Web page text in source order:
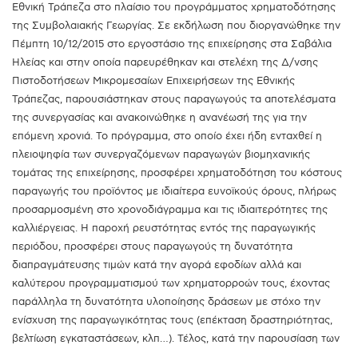
Εθνική Τράπεζα στο πλαίσιο του προγράμματος χρηματοδότησης
της Συμβολαιακής Γεωργίας. Σε εκδήλωση που διοργανώθηκε την
Πέμπτη 10/12/2015 στο εργοστάσιο της επιχείρησης στα Σαβάλια
Ηλείας και στην οποία παρευρέθηκαν και στελέχη της Δ/νσης
Πιστοδοτήσεων Μικρομεσαίων Επιχειρήσεων της Εθνικής
Τράπεζας, παρουσιάστηκαν στους παραγωγούς τα αποτελέσματα
της συνεργασίας και ανακοινώθηκε η ανανέωσή της για την
επόμενη χρονιά. Το πρόγραμμα, στο οποίο έχει ήδη ενταχθεί η
πλειοψηφία των συνεργαζόμενων παραγωγών βιομηχανικής
τομάτας της επιχείρησης, προσφέρει χρηματοδότηση του κόστους
παραγωγής του προϊόντος με ιδιαίτερα ευνοϊκούς όρους, πλήρως
προσαρμοσμένη στο χρονοδιάγραμμα και τις ιδιαιτερότητες της
καλλιέργειας. Η παροχή ρευστότητας εντός της παραγωγικής
περιόδου, προσφέρει στους παραγωγούς τη δυνατότητα
διαπραγμάτευσης τιμών κατά την αγορά εφοδίων αλλά και
καλύτερου προγραμματισμού των χρηματορροών τους, έχοντας
παράλληλα τη δυνατότητα υλοποίησης δράσεων με στόχο την
ενίσχυση της παραγωγικότητας τους (επέκταση δραστηριότητας,
βελτίωση εγκαταστάσεων, κλπ…). Τέλος, κατά την παρουσίαση των